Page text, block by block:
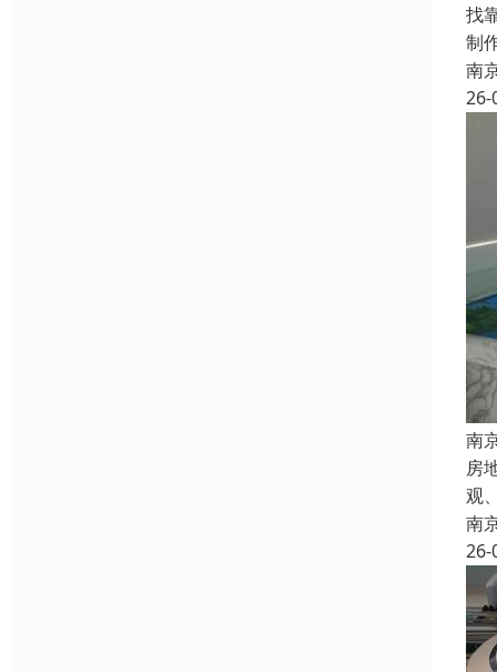
找
制
南
26-
南
房
观
南
26-